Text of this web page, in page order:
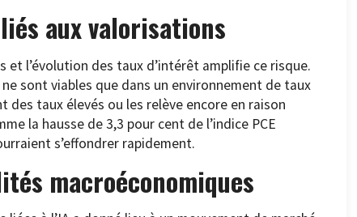
aux valorisations
l’évolution des taux d’intérêt amplifie ce risque.
sont viables que dans un environnement de taux
des taux élevés ou les relève encore en raison
la hausse de 3,3 pour cent de l’indice PCE
s’effondrer rapidement.
macroéconomiques